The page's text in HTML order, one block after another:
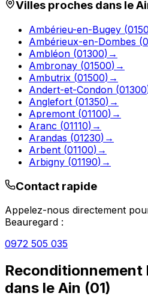
Villes proches dans le
Ambérieu-en-Bugey (
Ambérieux-en-Dombes (
Ambléon (01300) →
Ambronay (01500) →
Ambutrix (01500) →
Andert-et-Condon (01300
Anglefort (01350) →
Apremont (01100) →
Aranc (01110) →
Arandas (01230) →
Arbent (01100) →
Arbigny (01190) →
Contact rapide
Appelez-nous directement
Beauregard :
0972 505 035
dans le Ain (01)